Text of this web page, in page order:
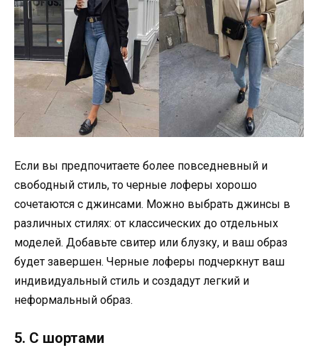
Если вы предпочитаете более повседневный и
свободный стиль, то черные лоферы хорошо
сочетаются с джинсами. Можно выбрать джинсы в
различных стилях: от классических до отдельных
моделей. Добавьте свитер или блузку, и ваш образ
будет завершен. Черные лоферы подчеркнут ваш
индивидуальный стиль и создадут легкий и
неформальный образ.
5. С шортами